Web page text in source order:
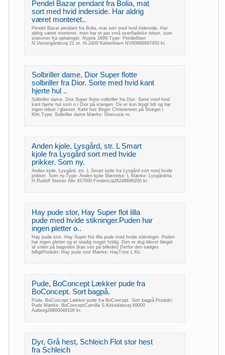
Pendel Bazar pendant fra Bolia, mat
sort med hvid inderside. Har aldrig
været monteret..
Pendel Bazar pendant fra Bolia, mat sort med hvid inderside. Har
aldrig været monteret, men har et par små overfladiske ridser, som
stammer fra ophænget. Nypris 1699;Type: PendelIben
N.Vestergårdsvej 21 st. th.2400 København NV60666697450 kr.
Solbriller dame, Dior Super flotte
solbriller fra Dior. Sorte med hvid kant
hjerte hul ..
Solbriller dame, Dior Super flotte solbriller fra Dior. Sorte med hvid
kant hjerte hul som o i Dior på stangen. De er kun brugt lidt og har
ingen ridser i glasset. Købt hos Birger Christensen på Strøget i
Kbh.Type: Solbriller dame Mærke: Diorsusie m.
Anden kjole, Lysgård, str. L Smart
kjole fra Lysgård sort med hvide
prikker. Som ny.
Anden kjole, Lysgård, str. L Smart kjole fra Lysgård sort med hvide
prikker. Som ny.Type: Anden kjole Størrelse: L Mærke: Lysgårdrita
H.Rudolf Steiner Alle 457000 Fredericia26248696200 kr.
Hay pude stor, Hay Super flot lilla
pude med hvide stikninger.Puden har
ingen pletter o..
Hay pude stor, Hay Super flot lilla pude med hvide stikninger. Puden
har ingen pletter og er stadig meget fyldig. Den er dog blevet bleget
af solen på bagsiden (kan ses på billedet) Derfor den sælges
billigtProdukt: Hay pude stor Mærke: HayTrine L.Ko
Pude, BoConcept Lækker pude fra
BoConcept. Sort bagpå.
Pude, BoConcept Lækker pude fra BoConcept. Sort bagpå.Produkt:
Pude Mærke: BoConceptCamilla S.Kirkedalsvej 69000
Aalborg28900048100 kr.
Dyr, Grå hest, Schleich Flot stor hest
fra Schleich